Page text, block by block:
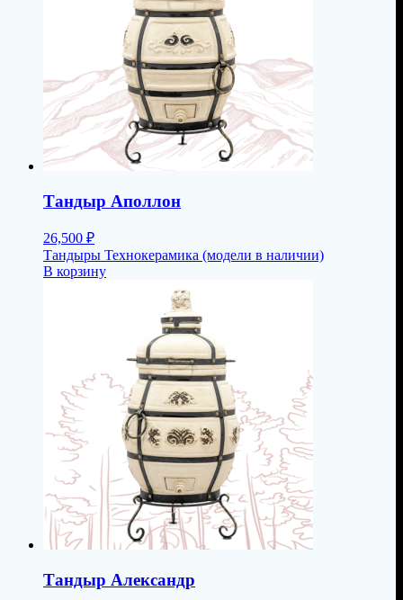
Тандыр Аполлон
26,500 ₽
Тандыры Технокерамика (модели в наличии)
В корзину
Тандыр Александр